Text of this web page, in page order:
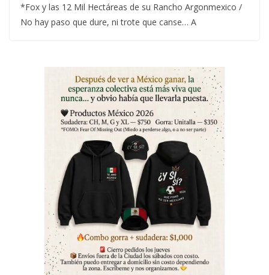
*Fox y las 12 Mil Hectáreas de su Rancho Argonmexico /
No hay paso que dure, ni trote que canse… A